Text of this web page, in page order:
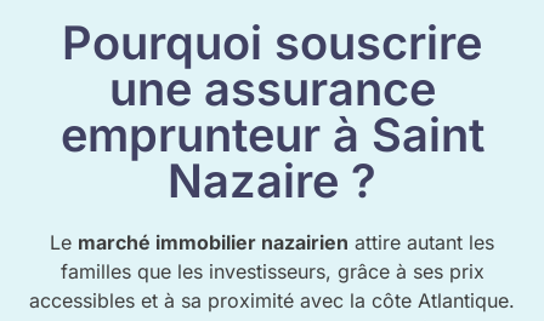
Pourquoi souscrire
une assurance
emprunteur à Saint
Nazaire ?
Le marché immobilier nazairien attire autant les
familles que les investisseurs, grâce à ses prix
accessibles et à sa proximité avec la côte Atlantique.